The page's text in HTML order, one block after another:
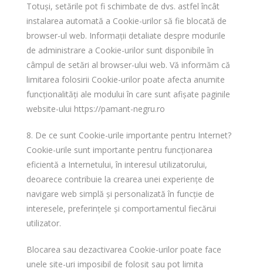
Totuși, setările pot fi schimbate de dvs. astfel încât
instalarea automată a Cookie-urilor să fie blocată de
browser-ul web. Informații detaliate despre modurile
de administrare a Cookie-urilor sunt disponibile în
câmpul de setări al browser-ului web. Vă informăm că
limitarea folosirii Cookie-urilor poate afecta anumite
funcționalități ale modului în care sunt afișate paginile
website-ului https://pamant-negru.ro
8. De ce sunt Cookie-urile importante pentru Internet?
Cookie-urile sunt importante pentru funcționarea
eficientă a Internetului, în interesul utilizatorului,
deoarece contribuie la crearea unei experiențe de
navigare web simplă și personalizată în funcție de
interesele, preferințele și comportamentul fiecărui
utilizator.
Blocarea sau dezactivarea Cookie-urilor poate face
unele site-uri imposibil de folosit sau pot limita